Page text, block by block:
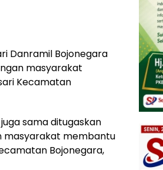
Danramil Bojonegara
masyarakat
Kecamatan
sama ditugaskan
masyarakat membantu
Bojonegara,